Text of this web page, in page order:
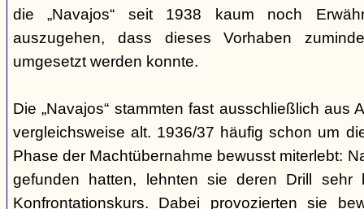
die „Navajos“ seit 1938 kaum noch
auszugehen, dass dieses Vorhaben
umgesetzt werden konnte.
Die „Navajos“ stammten fast ausschließlich aus
vergleichsweise alt. 1936/37 häufig schon um
Phase der Machtübernahme bewusst miterlebt:
gefunden hatten, lehnten sie deren Drill
Konfrontationskurs. Dabei provozierten sie